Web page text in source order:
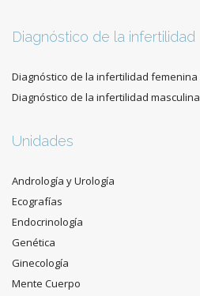
Diagnóstico de la infertilidad
Diagnóstico de la infertilidad femenina
Diagnóstico de la infertilidad masculina
Unidades
Andrología y Urología
Ecografías
Endocrinología
Genética
Ginecología
Mente Cuerpo